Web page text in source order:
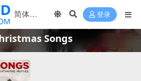
登录
Songs